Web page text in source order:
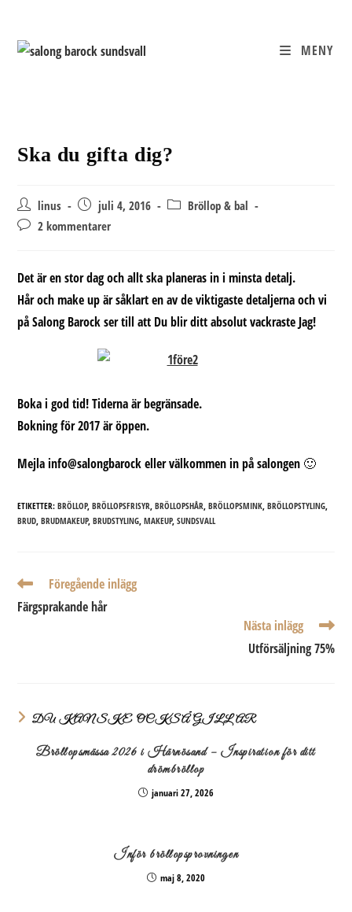
innehållet
MENY
Ska du gifta dig?
Inläggsförfattare:
linus
Inlägget
publicerat:
juli 4, 2016 Inläggskategori:
Bröllop & bal
Kommentarer
2 kommentarer
Det är en stor dag och allt ska planeras in i minsta detalj.
Hår och make up är såklart en av de viktigaste detaljerna och vi
på Salong Barock ser till att Du blir ditt absolut vackraste Jag!
Boka i god tid! Tiderna är begränsade.
Bokning för 2017 är öppen.
Mejla info@salongbarock eller välkommen in på salongen 🙂
ETIKETTER:BRÖLLOP, BRÖLLOPSFRISYR, BRÖLLOPSHÅR, BRÖLLOPSMINK, BRÖLLOPSTYLING,
BRUD, BRUDMAKEUP, BRUDSTYLING, MAKEUP, SUNDSVALL
Läs
artiklar
Föregående inlägg
Färgsprakande hår
Nästa inlägg
Utförsäljning 75%
DU KANSKE OCKSÅ GILLAR
Bröllopsmässa 2026 i Härnösand – Inspiration för ditt
drömbröllop
januari 27, 2026
Inför bröllopsprovningen
maj 8, 2020